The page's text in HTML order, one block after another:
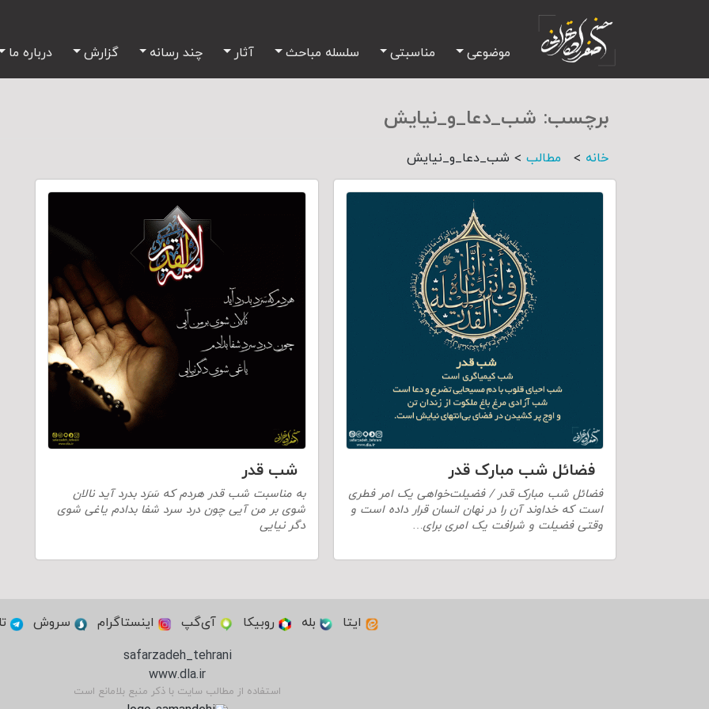
موضوعی مناسبتی سلسله مباحث آثار چند رسانه گزارش درباره ما
برچسب: شب_دعا_و_نیایش
خانه > مطالب > شب_دعا_و_نیایش
فضائل شب مبارک قدر
فضائل شب مبارک قدر / فضیلت‌خواهی یک امر فطری
است که خداوند آن را در نهان انسان قرار داده است و
وقتی فضیلت و شرافت یک امری برای…
شب قدر
به مناسبت شب قدر هردم که سَرَد بدرد آید نالان
شوی بر من آیی چون درد سرد شفا بدادم یاغی شوی
دگر نیایی
ایتا بله روبیکا آی‌گپ اینستاگرام سروش
safarzadeh_tehrani
www.dla.ir
استفاده از مطالب سایت با ذکر منبع بلامانع است